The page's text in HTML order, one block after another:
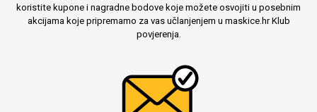
koristite kupone i nagradne bodove koje možete osvojiti u posebnim
akcijama koje pripremamo za vas učlanjenjem u maskice.hr Klub
povjerenja.